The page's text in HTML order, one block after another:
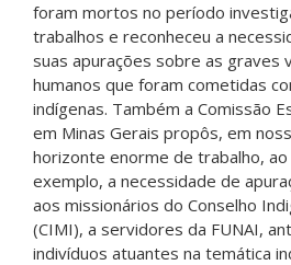
foram mortos no período
trabalhos e reconheceu a
suas apurações sobre as graves
humanos que foram cometidas
indígenas. Também a Comissão
em Minas Gerais propôs, em
horizonte enorme de trabalho,
exemplo, a necessidade de
aos missionários do Conselho
(CIMI), a servidores da FUNAI,
indivíduos atuantes na temática